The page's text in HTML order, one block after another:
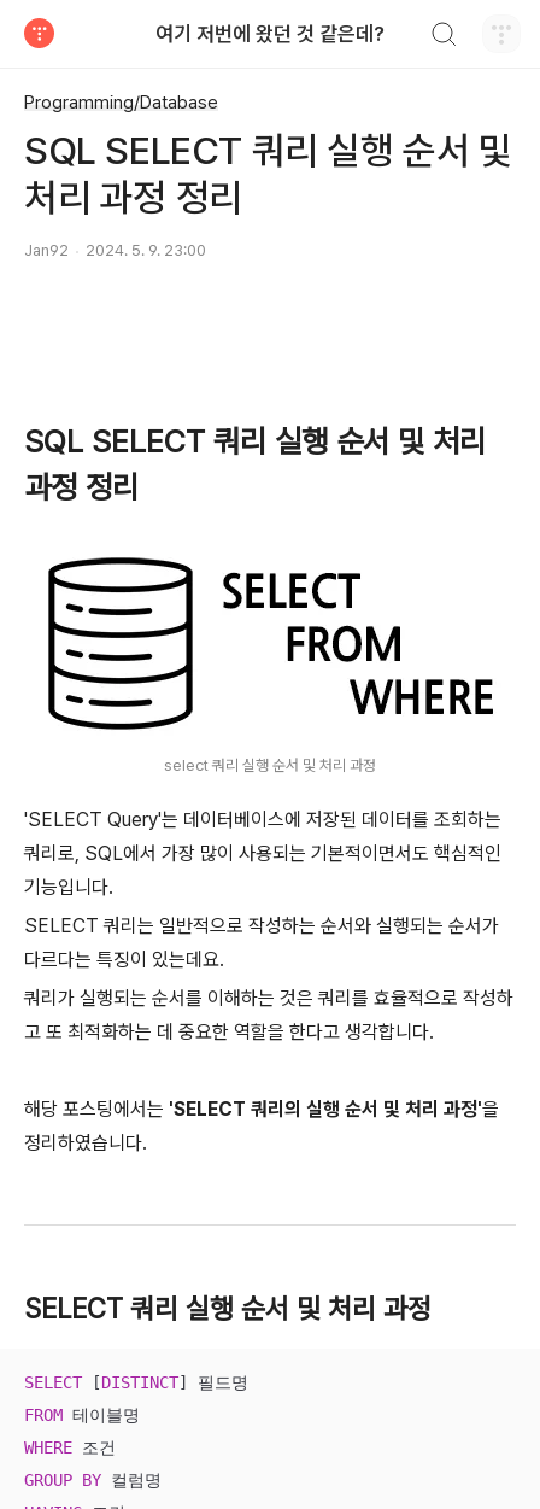
여기 저번에 왔던 것 같은데?
Programming/Database
SQL SELECT 쿼리 실행 순서 및
처리 과정 정리
Jan92 2024. 5. 9. 23:00
SQL SELECT 쿼리 실행 순서 및 처리
과정 정리
select 쿼리 실행 순서 및 처리 과정
'SELECT Query'는 데이터베이스에 저장된 데이터를 조회하는
쿼리로, SQL에서 가장 많이 사용되는 기본적이면서도 핵심적인
기능입니다.
SELECT 쿼리는 일반적으로 작성하는 순서와 실행되는 순서가
다르다는 특징이 있는데요.
쿼리가 실행되는 순서를 이해하는 것은 쿼리를 효율적으로 작성하
고 또 최적화하는 데 중요한 역할을 한다고 생각합니다.
해당 포스팅에서는 'SELECT 쿼리의 실행 순서 및 처리 과정'을
정리하였습니다.
SELECT 쿼리 실행 순서 및 처리 과정
SELECT [DISTINCT
FROM
WHERE
GROUP BY